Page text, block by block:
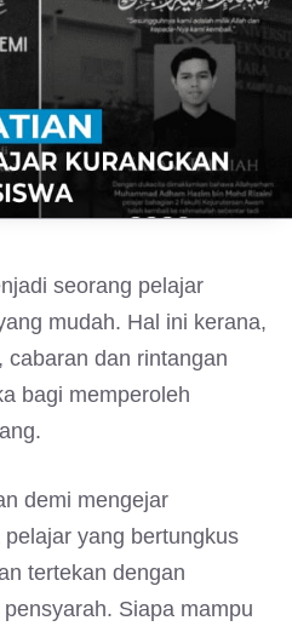
seorang pelajar
mudah. Hal ini kerana,
cabaran dan rintangan
bagi memperoleh
demi mengejar
yang bertungkus
tertekan dengan
Siapa mampu